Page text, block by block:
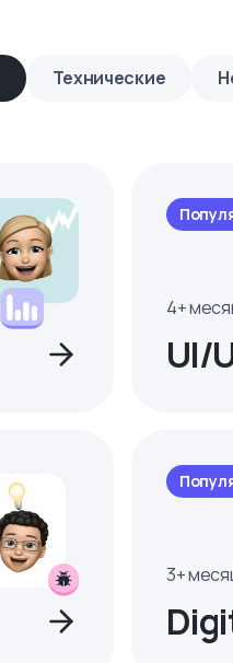
Технические
4+
UI/
3+